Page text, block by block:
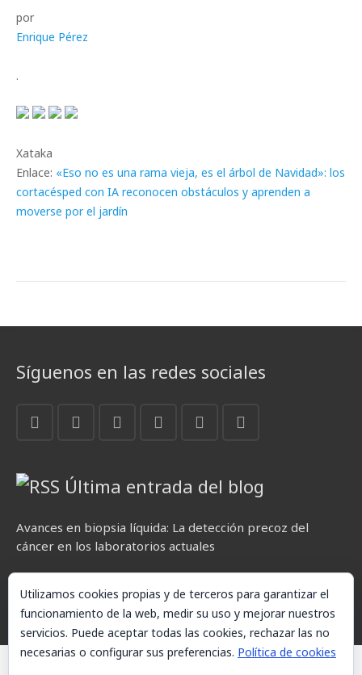
por
Enrique Pérez
.
Xataka
Enlace: «Eso no es una rama vieja, es el árbol de Navidad»: los
cortacésped con IA reconocen obstáculos y aprenden a
moverse por el jardín
Síguenos en las redes sociales
Última entrada del blog
Avances en biopsia líquida: La detección precoz del
cáncer en los laboratorios actuales
Utilizamos cookies propias y de terceros para garantizar el
funcionamiento de la web, medir su uso y mejorar nuestros
servicios. Puede aceptar todas las cookies, rechazar las no
necesarias o configurar sus preferencias. Política de cookies